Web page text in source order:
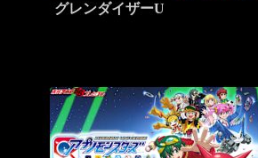
グレンダイザーU